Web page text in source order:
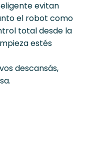
evitan
el robot como
total desde la
estés
descansás,